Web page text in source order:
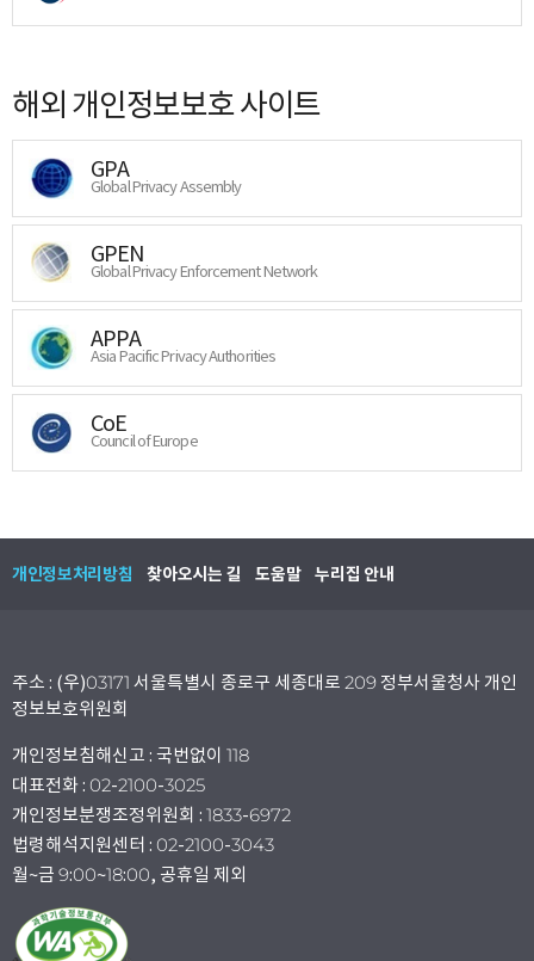
해외 개인정보보호 사이트
GPA
Global Privacy Assembly
GPEN
Global Privacy Enforcement Network
APPA
Asia Pacific Privacy Authorities
CoE
Council of Europe
개인정보처리방침 찾아오시는 길 도움말 누리집 안내
주소 : (우)03171 서울특별시 종로구 세종대로 209 정부서울청사 개인
정보보호위원회
개인정보침해신고 : 국번없이 118
대표전화 : 02-2100-3025
개인정보분쟁조정위원회 : 1833-6972
법령해석지원센터 : 02-2100-3043
월~금 9:00~18:00, 공휴일 제외